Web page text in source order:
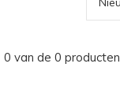
0 van de 0 producten